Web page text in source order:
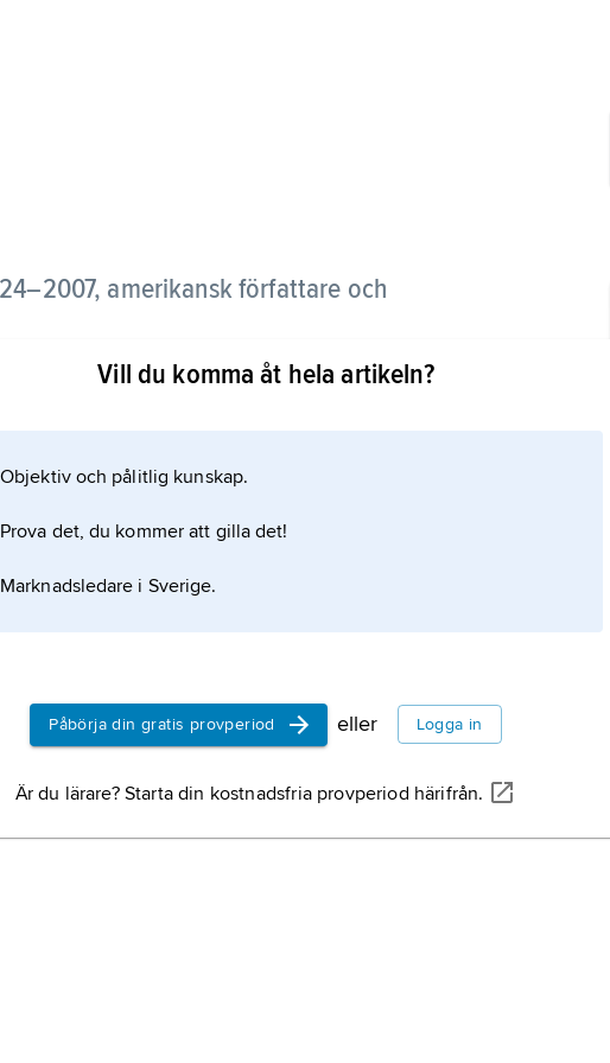
amerikansk författare och
om landet Prydain. I Westmarktrilogin har
böcker innehåller ofta självständiga
problem.
Vill du komma åt hela artikeln?
Objektiv och pålitlig kunskap.
Prova det, du kommer att gilla det!
Marknadsledare i Sverige.
Påbörja din gratis provperiod eller Logga in
Är du lärare? Starta din kostnadsfria provperiod härifrån.